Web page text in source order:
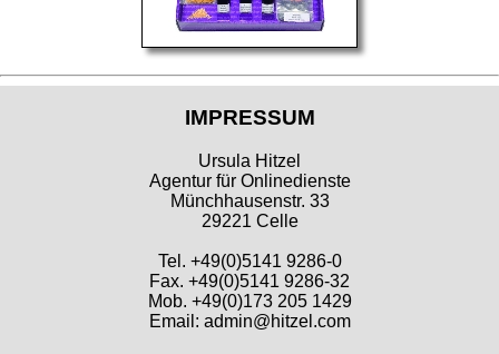
IMPRESSUM
Ursula Hitzel
Agentur für Onlinedienste
Münchhausenstr. 33
29221 Celle
Tel. +49(0)5141 9286-0
Fax. +49(0)5141 9286-32
Mob. +49(0)173 205 1429
Email: admin@hitzel.com